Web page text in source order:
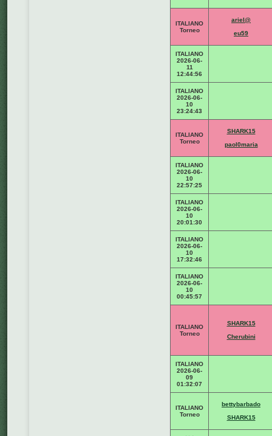
ITALIANO
Torneo
ariel@
eu59
ITALIANO
2026-06-
11
12:44:56
ITALIANO
2026-06-
10
23:24:43
ITALIANO
Torneo
SHARK15
paol0maria
ITALIANO
2026-06-
10
22:57:25
ITALIANO
2026-06-
10
20:01:30
ITALIANO
2026-06-
10
17:32:46
ITALIANO
2026-06-
10
00:45:57
ITALIANO
Torneo
SHARK15
Cherubini
ITALIANO
2026-06-
09
01:32:07
ITALIANO
Torneo
bettybarbado
SHARK15